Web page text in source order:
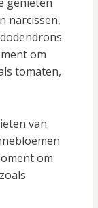
narcissen,
om
tomaten,
van
om